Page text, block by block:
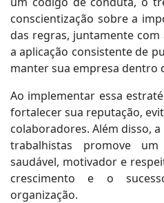
conscientização sobre a
das regras, juntamente com
a aplicação consistente de
manter sua empresa dentro
Ao implementar essa
fortalecer sua reputação,
colaboradores. Além disso,
trabalhistas promove
saudável, motivador e
crescimento e o
organização.